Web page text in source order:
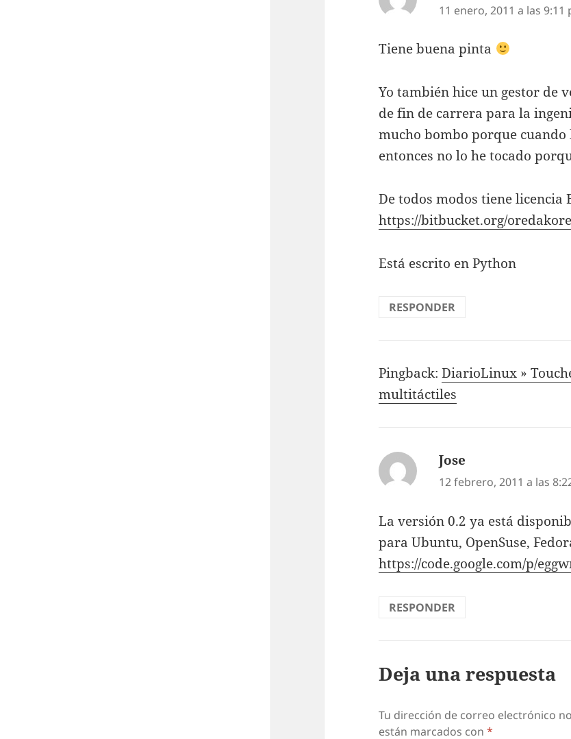
11 enero, 2011 a las 9:11
Tiene buena pinta
Yo también hice un gestor de
de fin de carrera para la
mucho bombo porque cuando
entonces no lo he tocado
De todos modos tiene licencia
https://bitbucket.org/
Está escrito en Python
RESPONDER
Pingback:DiarioLinux »
multitáctiles
Jose
12 febrero, 2011 a las
La versión 0.2 ya está
para Ubuntu, OpenSuse,
https://code.google.com/p/
RESPONDER
Deja una respuesta
Tu dirección de correo electrónico
están marcados con*